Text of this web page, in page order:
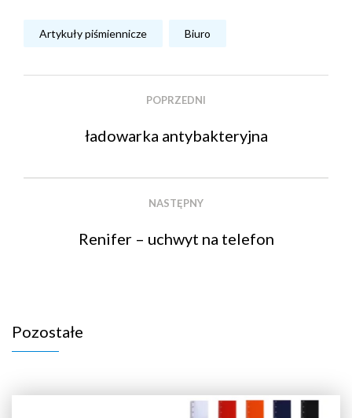
Artykuły piśmiennicze Biuro
POPRZEDNI
ładowarka antybakteryjna
NASTĘPNY
Renifer – uchwyt na telefon
Pozostałe